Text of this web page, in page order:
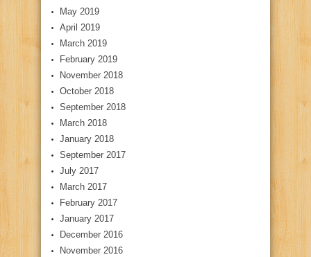
May 2019
April 2019
March 2019
February 2019
November 2018
October 2018
September 2018
March 2018
January 2018
September 2017
July 2017
March 2017
February 2017
January 2017
December 2016
November 2016